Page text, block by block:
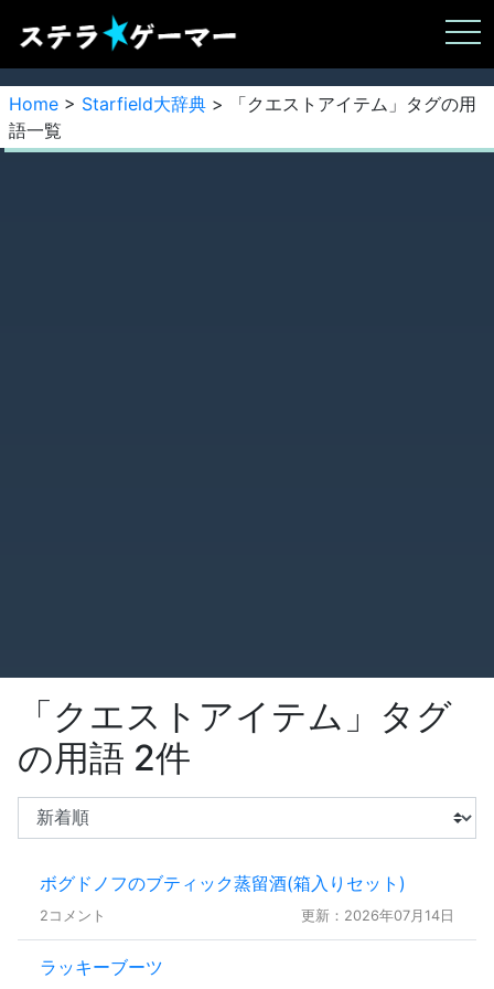
Home > Starfield大辞典 > 「クエストアイテム」タグの用
語一覧
「クエストアイテム」タグ
の用語 2件
ボグドノフのブティック蒸留酒(箱入りセット)
2コメント 更新：2026年07月14日
ラッキーブーツ